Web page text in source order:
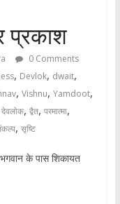
प्रकाश
0 Comments
, Devlok, dwait,
, Vishnu, Yamdoot,
देवलोक, द्वैत, परमात्मा,
, सृष्टि
के पास शिकायत